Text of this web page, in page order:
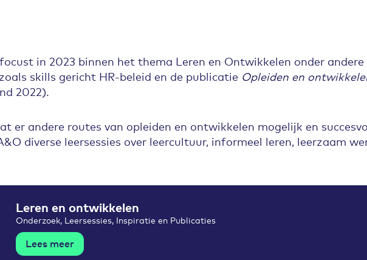
in 2023 binnen het thema Leren en Ontwikkelen onder andere
skills gericht HR-beleid en de publicatie Opleiden en
2022).
er andere routes van opleiden en ontwikkelen mogelijk en
diverse leersessies over leercultuur, informeel leren, leerzaam
Leren en ontwikkelen
Onderzoek, Leersessies, Inspiratie en Publicaties
Lees meer